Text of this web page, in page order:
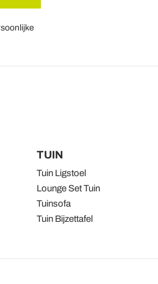
TUIN
Tuin Ligstoel
Lounge Set Tuin
Tuinsofa
Tuin Bijzettafel